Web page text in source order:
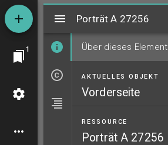
1
MiradorPorträt A 27256
Über dieses Element
AKTUELLES OBJEKT
Vorderseite
RESSOURCE
Porträt A 27256
Porträt A 27256